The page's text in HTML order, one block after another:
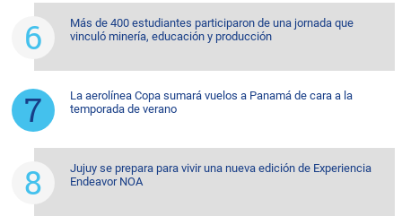
Más de 400 estudiantes participaron de una jornada que
vinculó minería, educación y producción
La aerolínea Copa sumará vuelos a Panamá de cara a la
temporada de verano
Jujuy se prepara para vivir una nueva edición de Experiencia
Endeavor NOA